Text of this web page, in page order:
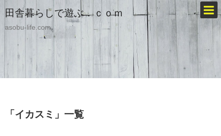
田舎暮らしで遊ぶ．ｃｏｍ
asobu-life.com
「 イカスミ 」 一覧